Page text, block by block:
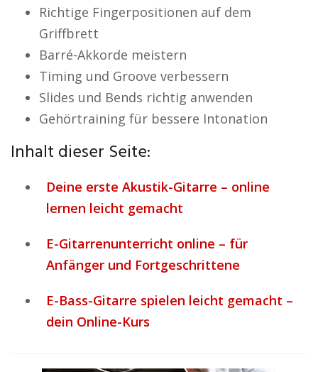
Richtige Fingerpositionen auf dem
Griffbrett
Barré-Akkorde meistern
Timing und Groove verbessern
Slides und Bends richtig anwenden
Gehörtraining für bessere Intonation
Inhalt dieser Seite:
Deine erste Akustik-Gitarre – online
lernen leicht gemacht
E-Gitarrenunterricht online – für
Anfänger und Fortgeschrittene
E-Bass-Gitarre spielen leicht gemacht –
dein Online-Kurs